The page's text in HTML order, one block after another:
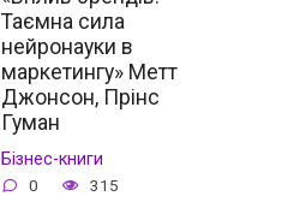
Таємна сила
нейронауки в
маркетингу» Метт
Джонсон, Прінс
Гуман
Бізнес-книги
0 315